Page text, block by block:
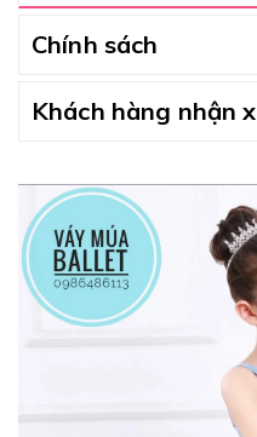
Chính sách
Khách hàng nhận